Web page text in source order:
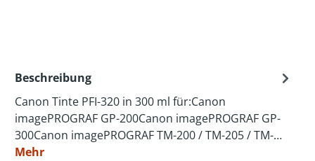
Beschreibung
Canon Tinte PFI-320 in 300 ml für:Canon
imagePROGRAF GP-200Canon imagePROGRAF GP-
300Canon imagePROGRAF TM-200 / TM-205 / TM-…
Mehr